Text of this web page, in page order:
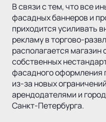
В связи с тем, что все
фасадных баннеров и
приходится усиливать
рекламу в торгово-
располагается магазин
собственных
фасадного оформления
из-за новых
арендодателями и
Санкт-Петербурга.